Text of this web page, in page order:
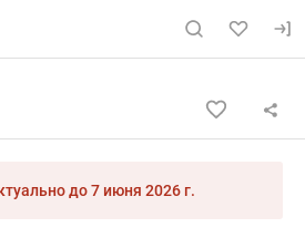
по сайту
Продам: ноги
объявлением
до7 июня 2026 г.